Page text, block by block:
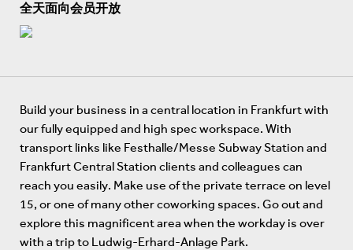
全天面向会员开放
Build your business in a central location in Frankfurt with
our fully equipped and high spec workspace. With
transport links like Festhalle/Messe Subway Station and
Frankfurt Central Station clients and colleagues can
reach you easily. Make use of the private terrace on level
15, or one of many other coworking spaces. Go out and
explore this magnificent area when the workday is over
with a trip to Ludwig-Erhard-Anlage Park.